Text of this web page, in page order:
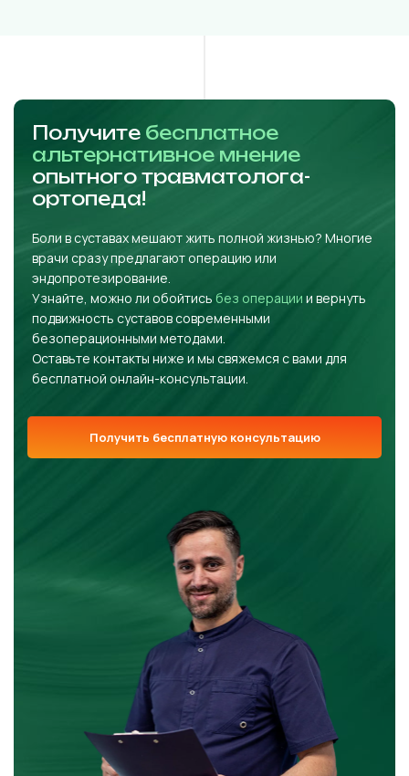
Получите бесплатное
альтернативное мнение
опытного травматолога-
ортопеда!
Боли в суставах мешают жить полной жизнью? Многие
врачи сразу предлагают операцию или
эндопротезирование.
Узнайте, можно ли обойтись без операции и вернуть
подвижность суставов современными
безоперационными методами.
Оставьте контакты ниже и мы свяжемся с вами для
бесплатной онлайн-консультации.
Получить бесплатную консультацию